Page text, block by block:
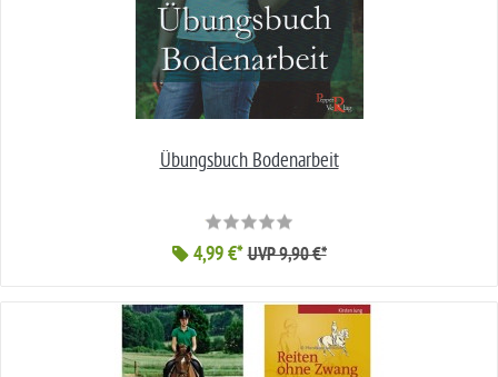
Übungsbuch Bodenarbeit
4,99 €* UVP 9,90 €*